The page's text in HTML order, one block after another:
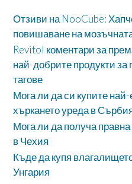
Отзиви на NooCube:
повишаване на
Revitol коментари за
най-добрите продукти за
тагове
Мога ли да си купите
хъркането уреда в
Мога ли да получа
в Чехия
Къде да купя
Унгария